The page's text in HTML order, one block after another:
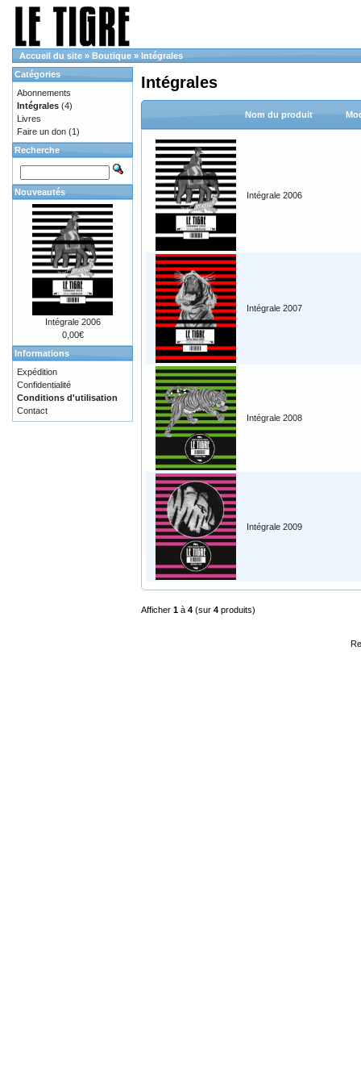
Accueil du site » Boutique » Intégrales
Intégrales
Nom du produit
Intégrale 2006
Intégrale 2007
Intégrale 2008
Intégrale 2009
Afficher 1 à 4 (sur 4 produits)
Catégories
Abonnements
Intégrales (4)
Livres
Faire un don (1)
Recherche
Nouveautés
Intégrale 2006
0,00€
Informations
Expédition
Confidentialité
Conditions d'utilisation
Contact